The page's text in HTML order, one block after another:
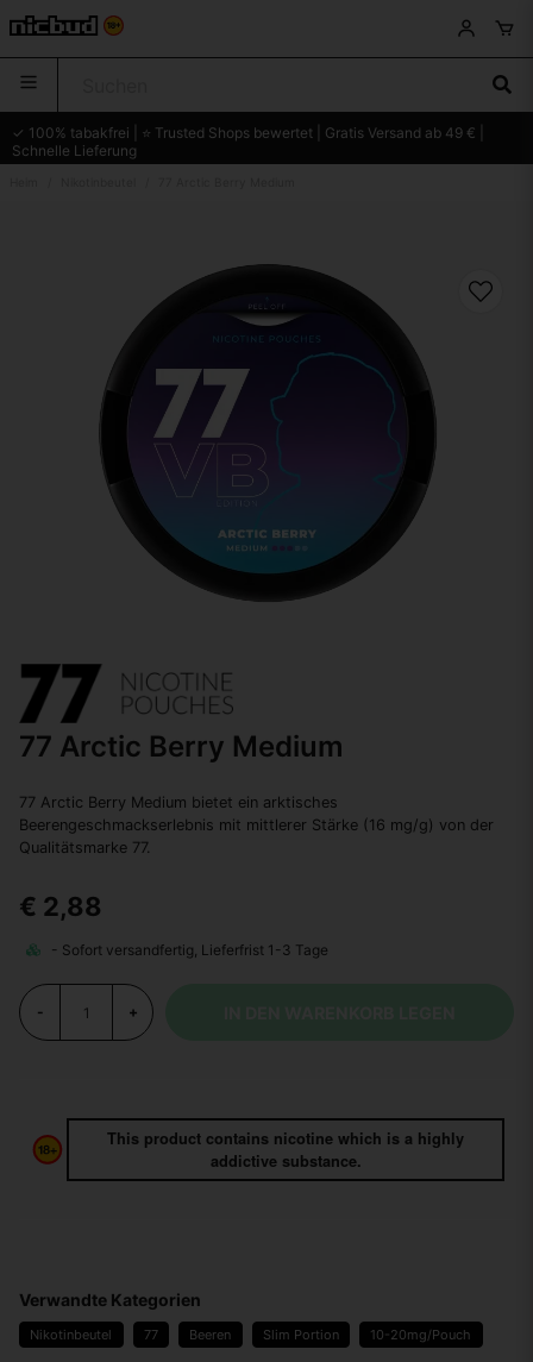
✓ 100% tabakfrei | ⭐ Trusted Shops bewertet | Gratis Versand ab 49 € |
Schnelle Lieferung
77 Arctic Berry Medium
77 Arctic Berry Medium bietet ein arktisches
Beerengeschmackserlebnis mit mittlerer Stärke (16 mg/g) von der
Qualitätsmarke 77.
€ 2,88
- +
This product contains nicotine which is a highly
addictive substance.
Verwandte Kategorien
Nikotinbeutel 77 Beeren Slim Portion 10-20mg/Pouch